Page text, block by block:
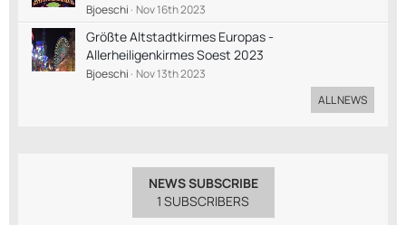
Bjoeschi Nov 16th 2023
Größte Altstadtkirmes Europas -
Allerheiligenkirmes Soest 2023
Bjoeschi Nov 13th 2023
ALL NEWS
NEWS SUBSCRIBE
1 SUBSCRIBERS